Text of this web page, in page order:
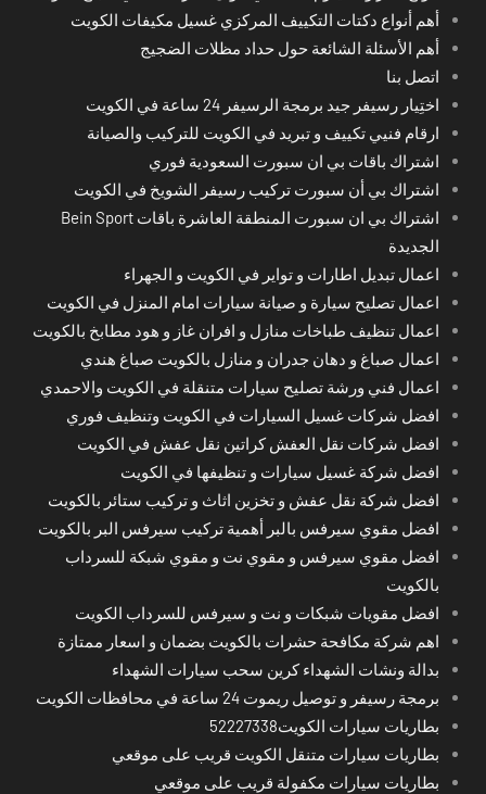
أهم أنواع دكتات التكييف المركزي غسيل مكيفات الكويت
أهم الأسئلة الشائعة حول حداد مظلات الضجيج
اتصل بنا
اختِيار رسيفر جيد برمجة الرسيفر 24 ساعة في الكويت
ارقام فنيي تكييف و تبريد في الكويت للتركيب والصيانة
اشتراك باقات بي ان سبورت السعودية فوري
اشتراك بي أن سبورت تركيب رسيفر الشويخ في الكويت
اشتراك بي ان سبورت المنطقة العاشرة باقات Bein Sport
الجديدة
اعمال تبديل اطارات و تواير في الكويت و الجهراء
اعمال تصليح سيارة و صيانة سيارات امام المنزل في الكويت
اعمال تنظيف طباخات منازل و افران غاز و هود مطابخ بالكويت
اعمال صباغ و دهان جدران و منازل بالكويت صباغ هندي
اعمال فني ورشة تصليح سيارات متنقلة في الكويت والاحمدي
افضل شركات غسيل السيارات في الكويت وتنظيف فوري
افضل شركات نقل العفش كراتين نقل عفش في الكويت
افضل شركة غسيل سيارات و تنظيفها في الكويت
افضل شركة نقل عفش و تخزين اثاث و تركيب ستائر بالكويت
افضل مقوي سيرفس بالبر أهمية تركيب سيرفس البر بالكويت
افضل مقوي سيرفس و مقوي نت و مقوي شبكة للسرداب
بالكويت
افضل مقويات شبكات و نت و سيرفس للسرداب الكويت
اهم شركة مكافحة حشرات بالكويت بضمان و اسعار ممتازة
بدالة ونشات الشهداء كرين سحب سيارات الشهداء
برمجة رسيفر و توصيل ريموت 24 ساعة في محافظات الكويت
بطاريات سيارات الكويت52227338
بطاريات سيارات متنقل الكويت قريب على موقعي
بطاريات سيارات مكفولة قريب على موقعي